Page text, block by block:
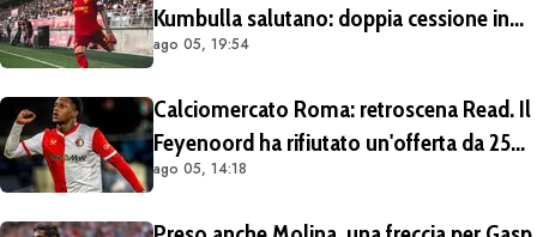
Kumbulla salutano: doppia cessione in
Spagna
ago 05, 19:54
Calciomercato Roma: retroscena Read. Il
Feyenoord ha rifiutato un'offerta da 25
milioni di euro più 4 di bonus
ago 05, 14:18